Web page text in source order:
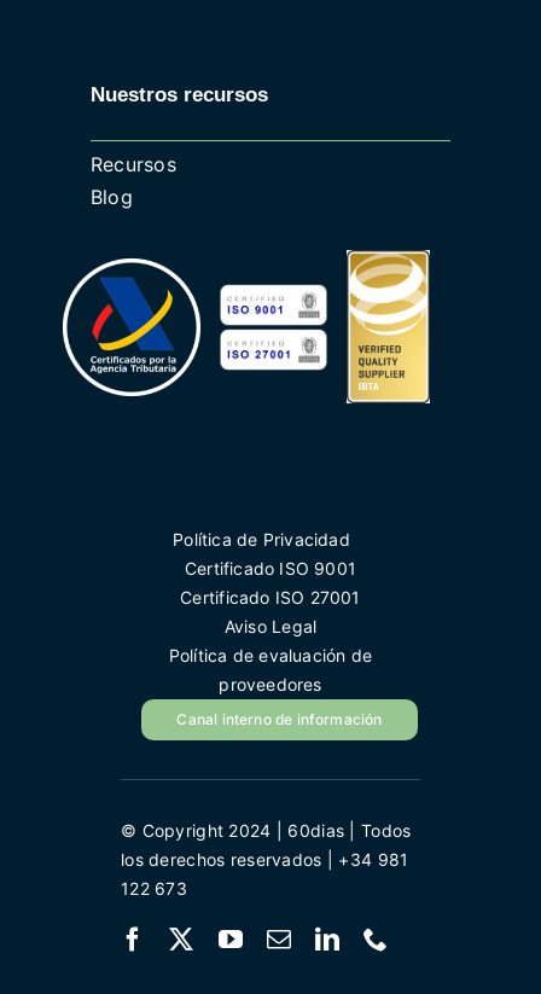
Nuestros recursos
Recursos
Blog
Política de Privacidad
Certificado ISO 9001
Certificado ISO 27001
Aviso Legal
Política de evaluación de
proveedores
Canal interno de información
© Copyright 2024 | 60dias | Todos
los derechos reservados | +34 981
122 673